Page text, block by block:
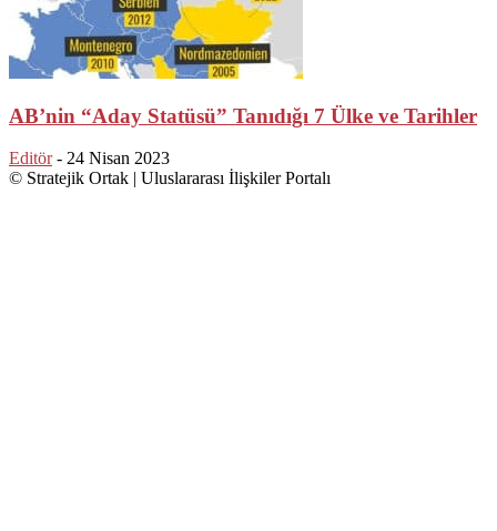
AB’nin “Aday Statüsü” Tanıdığı 7 Ülke ve Tarihler
Editör - 24 Nisan 2023
© Stratejik Ortak | Uluslararası İlişkiler Portalı